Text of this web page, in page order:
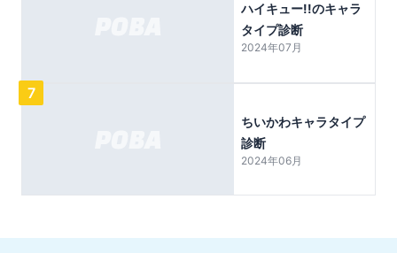
ハイキュー!!のキャラ
タイプ診断
2024年07月
7
ちいかわキャラタイプ
診断
2024年06月